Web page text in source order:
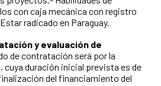
con caja mecánica con registro
radicado en Paraguay.
y evaluación de
de contratación será por la
cuya duración inicial prevista es de
del financiamiento del